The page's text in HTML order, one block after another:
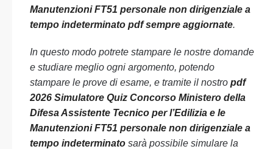
Manutenzioni FT51 personale non dirigenziale a
tempo indeterminato pdf sempre aggiornate.
In questo modo potrete stampare le nostre domande
e studiare meglio ogni argomento, potendo
stampare le prove di esame, e tramite il nostro pdf
2026 Simulatore Quiz Concorso Ministero della
Difesa Assistente Tecnico per l’Edilizia e le
Manutenzioni FT51 personale non dirigenziale a
tempo indeterminato sarà possibile simulare la